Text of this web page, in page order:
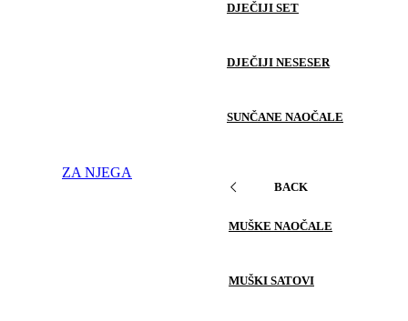
DJEČIJI SET
DJEČIJI NESESER
SUNČANE NAOČALE
ZA NJEGA
BACK
MUŠKE NAOČALE
MUŠKI SATOVI